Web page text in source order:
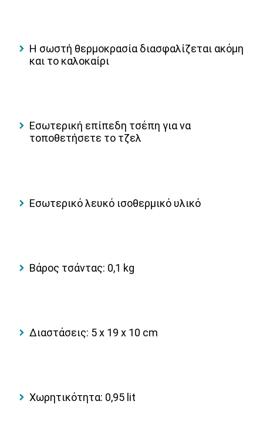
Η σωστή θερμοκρασία διασφαλίζεται ακόμη
και το καλοκαίρι
Εσωτερική επίπεδη τσέπη για να
τοποθετήσετε το τζελ
Εσωτερικό λευκό ισοθερμικό υλικό
Βάρος τσάντας: 0,1 kg
Διαστάσεις: 5 x 19 x 10 cm
Χωρητικότητα: 0,95 lit